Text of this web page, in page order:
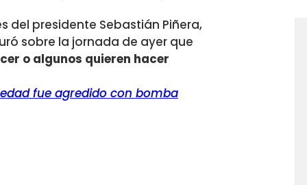
del presidente Sebastián Piñera,
sobre la jornada de ayer que
o algunos quieren hacer
fue agredido con bomba